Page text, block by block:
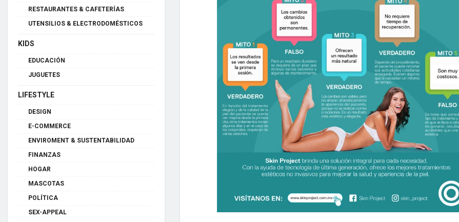
RESTAURANTES & CAFETERÍAS
UTENSILIOS & ELECTRODOMÉSTICOS
KIDS
EDUCACIÓN
JUGUETES
LIFESTYLE
DESIGN
E-COMMERCE
ENVIROMENT & SUSTENTABILIDAD
FINANZAS
HOGAR
MASCOTAS
POLÍTICA
SEX-APPEAL